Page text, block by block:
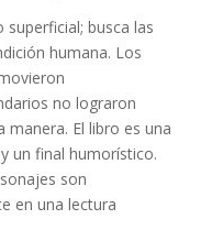
busca las
humana. Los
no lograron
El libro es una
un final humorístico.
son
en una lectura